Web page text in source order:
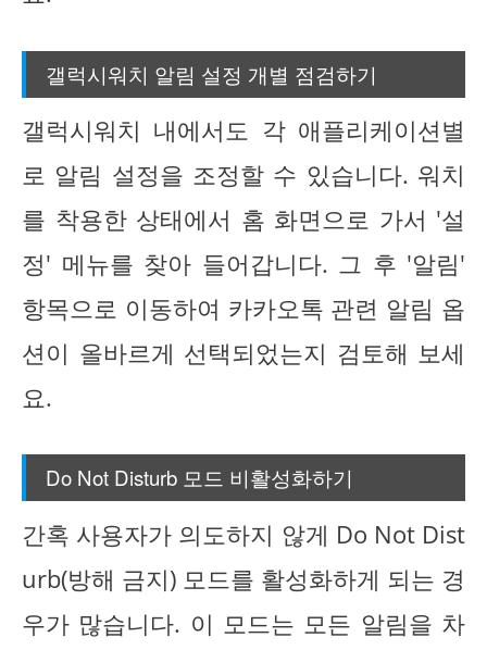
갤럭시워치 알림 설정 개별 점검하기
갤럭시워치 내에서도 각 애플리케이션별
로 알림 설정을 조정할 수 있습니다. 워치
를 착용한 상태에서 홈 화면으로 가서 '설
정' 메뉴를 찾아 들어갑니다. 그 후 '알림'
항목으로 이동하여 카카오톡 관련 알림 옵
션이 올바르게 선택되었는지 검토해 보세
요.
Do Not Disturb 모드 비활성화하기
간혹 사용자가 의도하지 않게 Do Not Dist
urb(방해 금지) 모드를 활성화하게 되는 경
우가 많습니다. 이 모드는 모든 알림을 차